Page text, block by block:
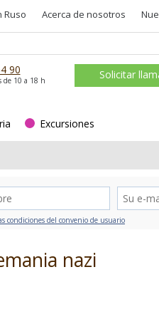
Ruso Acerca de nosotros
90
de 10 a 18 h Solicitar
Excursiones
condiciones del convenio de usuario
nazi